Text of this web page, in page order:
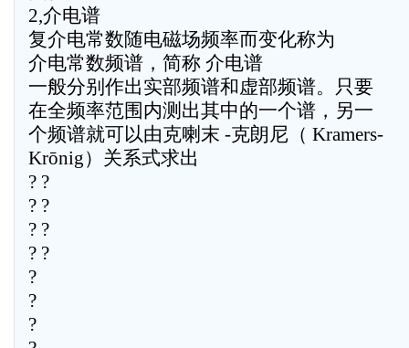
2,介电谱
复介电常数随电磁场频率而变化称为
介电常数频谱，简称 介电谱
一般分别作出实部频谱和虚部频谱。只要
在全频率范围内测出其中的一个谱，另一
个频谱就可以由克喇末 -克朗尼（ Kramers-
Krōnig）关系式求出
? ?
? ?
? ?
? ?
?
?
?